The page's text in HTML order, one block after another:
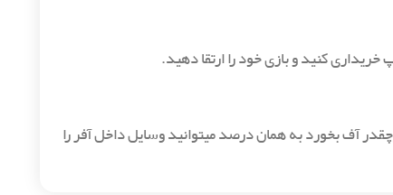
آف بخورد به همان درصد میتوانید وسایل داخل آفر را